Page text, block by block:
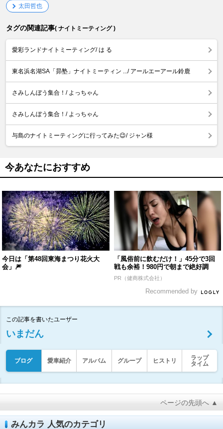
太田哲也
タグの関連記事( ナイトミーティング )
愛彩ランドナイトミーティング/ は る
東名浜名湖SA「昴塾」ナイトミーティン .../ アールエーアール鈴鹿
さみしんぼう集合！/ よっちゃん
さみしんぼう集合！/ よっちゃん
与島のナイトミーティングに行ってみた😉/ ジャン様
今あなたにおすすめ
今日は「第48回東海まつり花火大
会」🎆
「風俗前に飲むだけ！」45分で3回
戦も余裕！980円で朝まで絶好調
PR（健商株式会社）
Recommended by
この記事を書いたユーザー
いまだん
ブログ 愛車紹介 アルバム グループ ヒストリ
ラップ
タイム
ページの先頭へ ▲
みんカラ 人気のカテゴリ